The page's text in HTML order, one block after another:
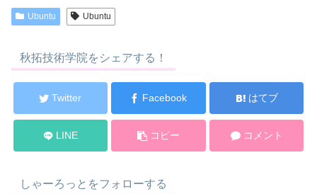
Ubuntu Ubuntu
秋拓技術学院をシェアする！
Twitter Facebook はてブ
LINE コピー コメント
しゃーろっとをフォローする